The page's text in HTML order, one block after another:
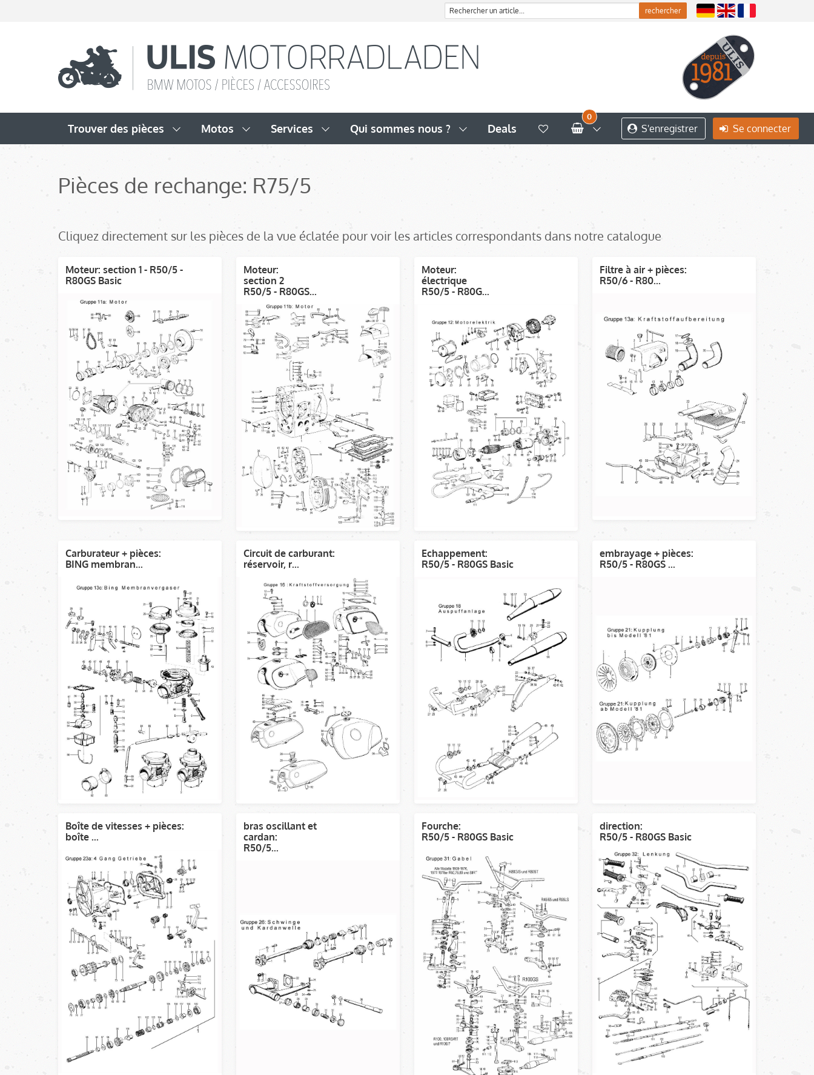
Trouver des pièces Motos Services Qui sommes nous ? Deals
0
S'enregistrer Se connecter
Pièces de rechange: R75/5
Cliquez directement sur les pièces de la vue éclatée pour voir les articles correspondants dans notre catalogue
Moteur: section 1 - R50/5 -
R80GS Basic
Moteur:
section 2
R50/5 - R80GS...
Moteur:
électrique
R50/5 - R80G...
Filtre à air + pièces:
R50/6 - R80...
Carburateur + pièces:
BING membran...
Circuit de carburant:
réservoir, r...
Echappement:
R50/5 - R80GS Basic
embrayage + pièces:
R50/5 - R80GS ...
Boîte de vitesses + pièces:
boîte ...
bras oscillant et
cardan:
R50/5...
Fourche:
R50/5 - R80GS Basic
direction:
R50/5 - R80GS Basic